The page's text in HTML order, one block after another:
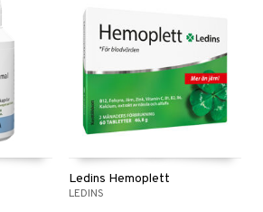
Ledins Hemoplett
LEDINS